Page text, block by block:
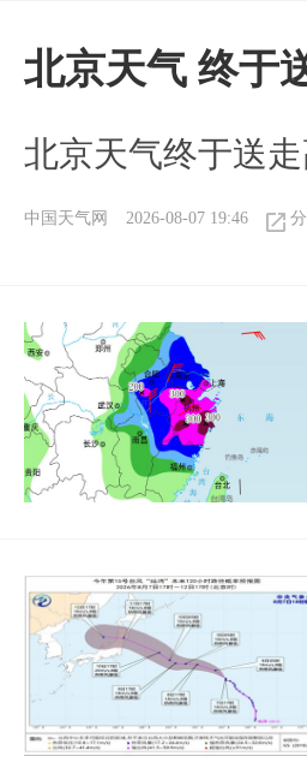
北京天气 终于
北京天气终于送
中国天气网 2026-08-07 19:46